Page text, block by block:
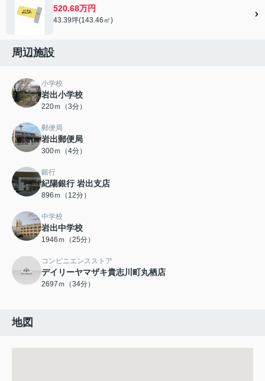
520.68万円
43.39坪(143.46㎡)
周辺施設
小学校
岩出小学校
220ｍ（3分）
郵便局
岩出郵便局
300ｍ（4分）
銀行
紀陽銀行 岩出支店
896ｍ（12分）
中学校
岩出中学校
1946ｍ（25分）
コンビニエンスストア
デイリーヤマザキ貴志川町丸栖店
2697ｍ（34分）
地図